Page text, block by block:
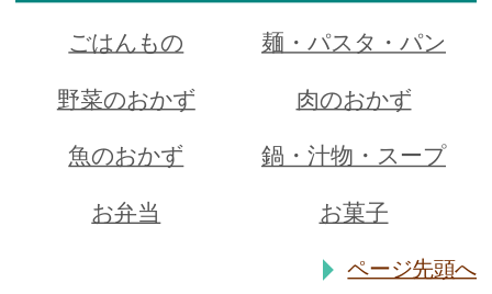
ごはんもの 麺・パスタ・パン
野菜のおかず 肉のおかず
魚のおかず 鍋・汁物・スープ
お弁当 お菓子
ページ先頭へ